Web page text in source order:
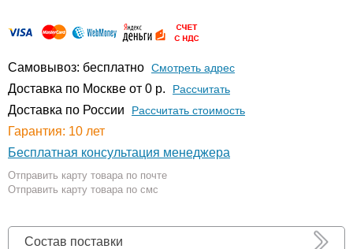
Самовывоз: бесплатно Смотреть адрес
Доставка по Москве от 0 р. Расcчитать
Доставка по России Рассчитать стоимость
Гарантия: 10 лет
Бесплатная консультация менеджера
Отправить карту товара по почте
Отправить карту товара по смс
Состав поставки